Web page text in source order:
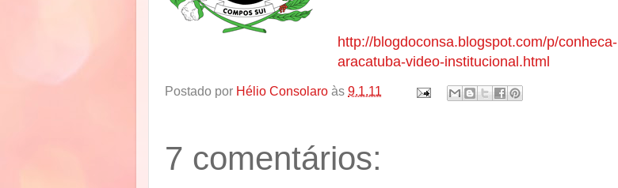
http://blogdoconsa.blogspot.com/p/conheca-
aracatuba-video-institucional.html
Postado por Hélio Consolaro às 9.1.11
7 comentários: